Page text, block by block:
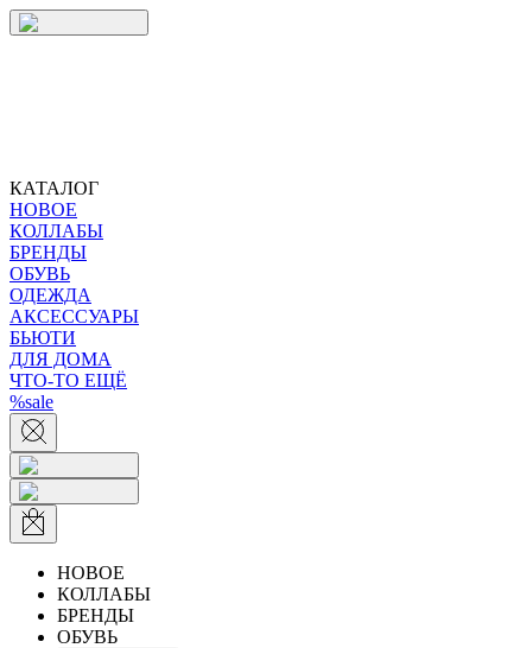
КАТАЛОГ
НОВОЕ
КОЛЛАБЫ
БРЕНДЫ
ОБУВЬ
ОДЕЖДА
АКСЕССУАРЫ
БЬЮТИ
ДЛЯ ДОМА
ЧТО-ТО ЕЩЁ
%sale
НОВОЕ
КОЛЛАБЫ
БРЕНДЫ
ОБУВЬ